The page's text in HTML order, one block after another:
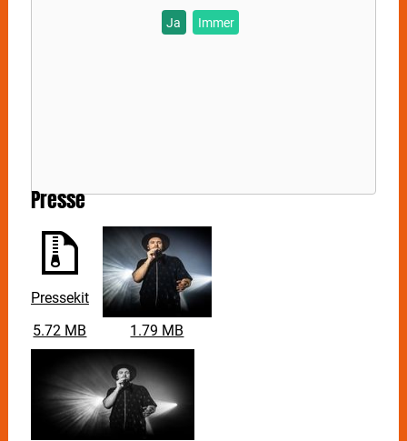
Ja Immer
Presse
Pressekit
5.72 MB
1.79 MB